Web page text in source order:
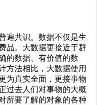
遍共识。数据不仅是生
品。大数据更接近于群
的数据、有价值的数
方法相比，大数据使用
为真实全面，更接事物
过去人们对事物的大概
所要了解的对象的各种